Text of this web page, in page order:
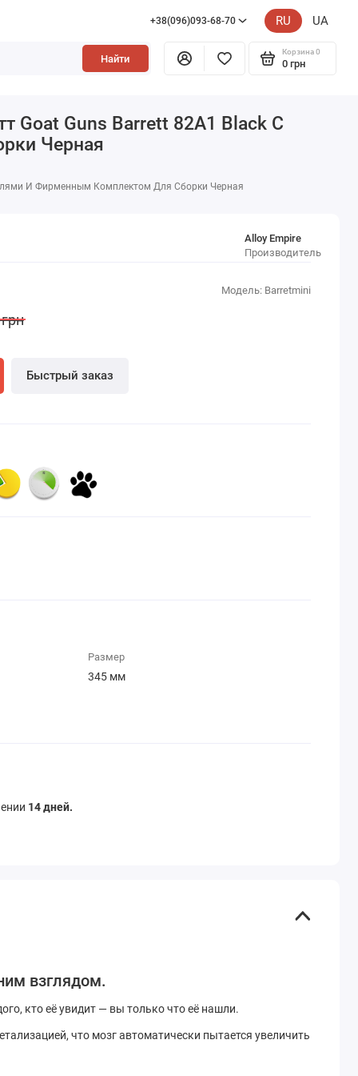
+38(096)093-68-70 RU UA
Найти
Корзина 0
0 грн
Goat Guns Barrett 82A1 Black С
Черная
И Фирменным Комплектом Для Сборки Черная
Модель: Barretmini
Alloy Empire
Производитель
Быстрый заказ
Размер
345 мм
14 дней.
взглядом.
кто её увидит — вы только что её нашли.
что мозг автоматически пытается увеличить